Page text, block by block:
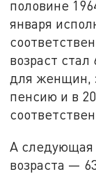
половине
января
возраст
для женщин,
пенсию и в
А следующая
возраста —